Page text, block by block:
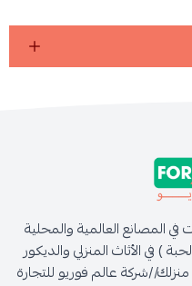
المصانع العالمية والمحلية
) في الأثاث المنزلي والديكور
منزلك//شركة عالم فوريو للتجارة